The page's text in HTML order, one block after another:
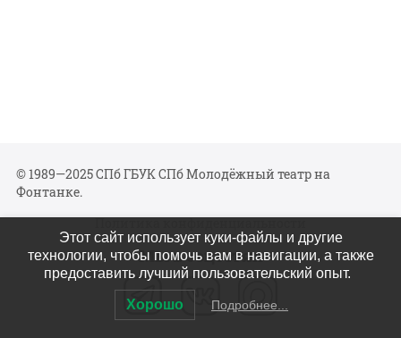
© 1989—2025 СПб ГБУК СПб Молодёжный театр на
Фонтанке.
Политика конфиденциальности
Мы в соцсетях
Этот сайт использует куки-файлы и другие
технологии, чтобы помочь вам в навигации, а также
предоставить лучший пользовательский опыт.
Хорошо Подробнее...